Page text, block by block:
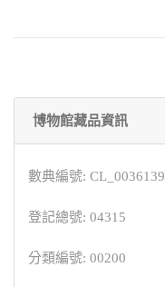
博物館藏品資訊
數典編號: CL_0036139
登記總號: 04315
分類編號: 00200